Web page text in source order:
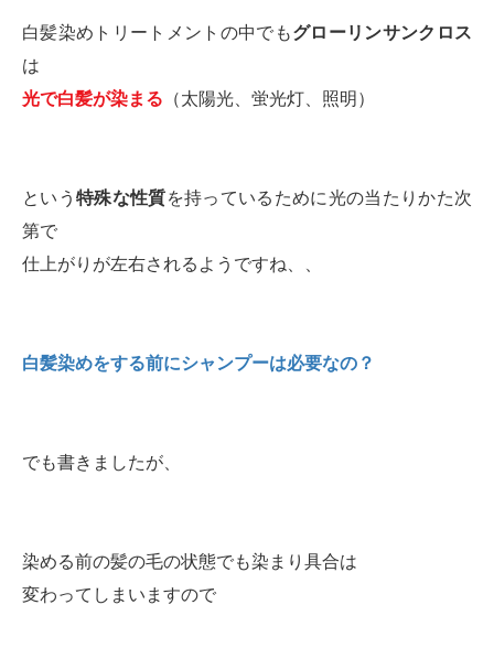
白髪染めトリートメントの中でもグローリンサンクロス
は
光で白髪が染まる （太陽光、蛍光灯、照明）
という 特殊な性質を持っているために光の当たりかた次
第で
仕上がりが左右されるようですね、、
白髪染めをする前にシャンプーは必要なの？
でも書きましたが、
染める前の髪の毛の状態でも染まり具合は
変わってしまいますので